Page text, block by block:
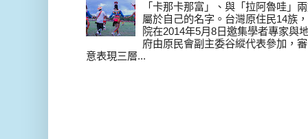
「卡那卡那富」、與「拉阿魯哇」
屬於自己的名字。台灣原住民14族
院在2014年5月8日邀集學者專家與
府由原民會副主委谷縱代表參加，
意表現三層...